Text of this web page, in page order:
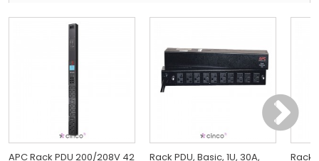
APC Rack PDU 200/208V 42
Rack PDU, Basic, 1U, 30A,
Rack